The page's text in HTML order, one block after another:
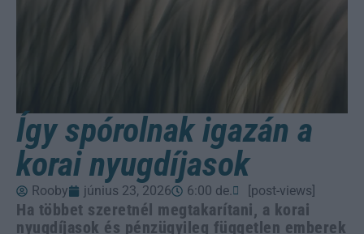
Így spórolnak igazán a
korai nyugdíjasok
Rooby június 23, 2026 6:00 de. [post-views]
Ha többet szeretnél megtakarítani, a korai
nyugdíjasok és pénzügyileg független emberek